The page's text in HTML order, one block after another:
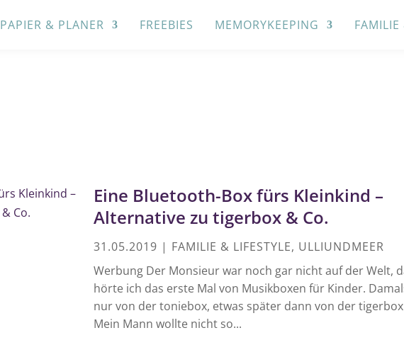
PAPIER & PLANER FREEBIES MEMORYKEEPING FAMILIE
Eine Bluetooth-Box fürs Kleinkind –
Alternative zu tigerbox & Co.
31.05.2019 | FAMILIE & LIFESTYLE, ULLIUNDMEER
Werbung Der Monsieur war noch gar nicht auf der Welt,
hörte ich das erste Mal von Musikboxen für Kinder.
nur von der toniebox, etwas später dann von der
Mein Mann wollte nicht so...